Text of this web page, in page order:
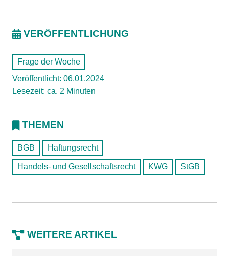
VERÖFFENTLICHUNG
Frage der Woche
Veröffentlicht: 06.01.2024
Lesezeit: ca. 2 Minuten
THEMEN
BGB Haftungsrecht
Handels- und Gesellschaftsrecht KWG StGB
WEITERE ARTIKEL